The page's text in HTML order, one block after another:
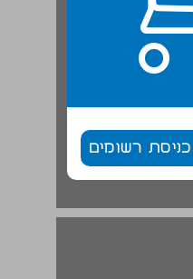
כניסת רשומים